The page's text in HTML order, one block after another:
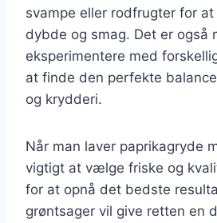
svampe eller rodfrugter for
dybde og smag. Det er også
eksperimentere med
at finde den perfekte
og krydderi.
Når man laver paprikagryde
vigtigt at vælge friske og
for at opnå det bedste
grøntsager vil give retten en